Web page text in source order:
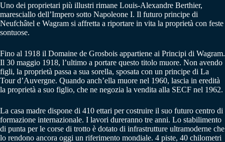
Uno dei proprietari più illustri rimane Louis-Alexandre Berthier,
maresciallo dell’Impero sotto Napoleone I. Il futuro principe di
Neufchâtel e Wagram si affretta a riportare in vita la proprietà con feste
sontuose.
Fino al 1918 il Domaine de Grosbois appartiene ai Principi di Wagram.
Il 30 maggio 1918, l’ultimo a portare questo titolo muore. Non avendo
figli, la proprietà passa a sua sorella, sposata con un principe di La
Tour d’Auvergne. Quando anch’ella muore nel 1960, lascia in eredità
la proprietà a suo figlio, che ne negozia la vendita alla SECF nel 1962.
La casa madre dispone di 410 ettari per costruire il suo futuro centro di
formazione internazionale. I lavori dureranno tre anni. Lo stabilimento
di punta per le corse di trotto è dotato di infrastrutture ultramoderne che
lo rendono ancora oggi un riferimento mondiale. 4 piste, 40 chilometri